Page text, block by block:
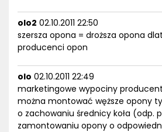
olo2 02.10.2011 22:50
szersza opona = droższa opona
producenci opon
olo 02.10.2011 22:49
marketingowe wypociny
można montować węższe opony
o zachowaniu średnicy koła (odp.
zamontowaniu opony o